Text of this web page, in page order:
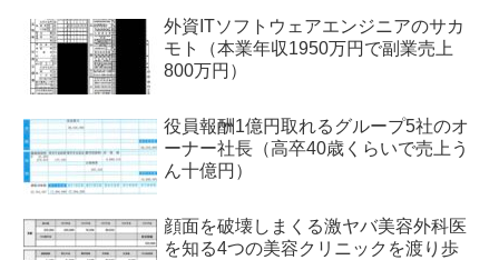
外資ITソフトウェアエンジニアのサカ
モト（本業年収1950万円で副業売上
800万円）
役員報酬1億円取れるグループ5社のオ
ーナー社長（高卒40歳くらいで売上う
ん十億円）
顔面を破壊しまくる激ヤバ美容外科医
を知る4つの美容クリニックを渡り歩